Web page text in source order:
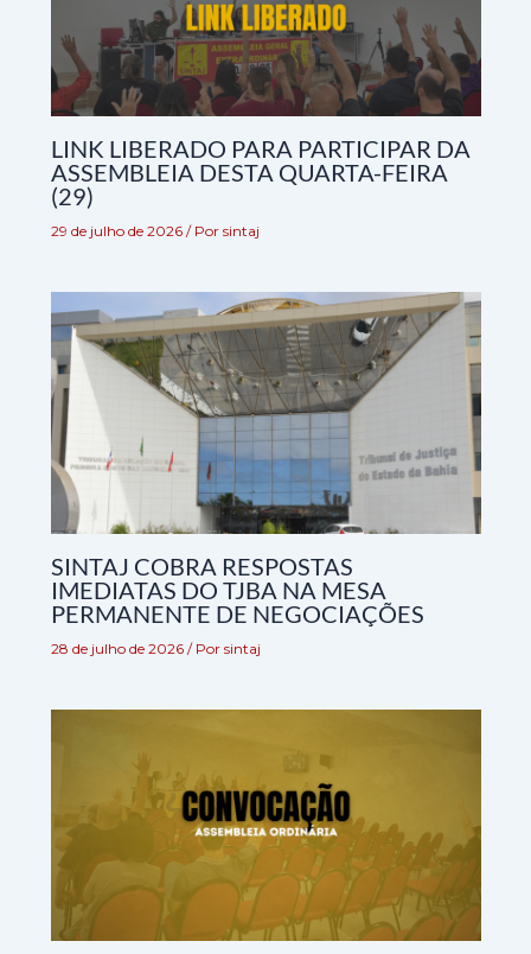
LINK LIBERADO PARA PARTICIPAR DA
ASSEMBLEIA DESTA QUARTA-FEIRA
(29)
29 de julho de 2026 / Por sintaj
SINTAJ COBRA RESPOSTAS
IMEDIATAS DO TJBA NA MESA
PERMANENTE DE NEGOCIAÇÕES
28 de julho de 2026 / Por sintaj